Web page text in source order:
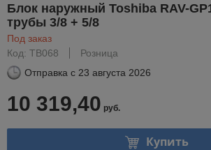
Блок наружный Toshiba RAV-
трубы 3/8 + 5/8
Под заказ
Код: TB068
Розница
Отправка с 23 августа 2026
10 319,40 руб.
Купить